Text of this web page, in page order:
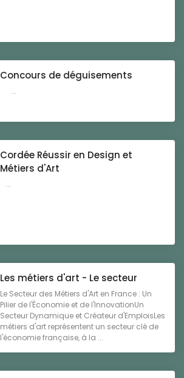
Concours de déguisements
...
Cordée Réussir en Design et
Métiers d'Art
...
Les métiers d'art - Le secteur
Le Secteur des Métiers d'Art en France : Un
Pilier de l'Économie et de l'InnovationUn
Secteur Dynamique et Créateur d'EmploisLes
métiers d'art représentent un secteur clé de
l'économie française, à la ...